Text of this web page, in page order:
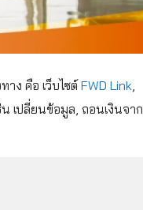
ง คือ เว็บไซต์ FWD Link,
เปลี่ยนข้อมูล, ถอนเงินจาก